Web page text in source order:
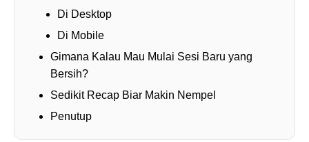
Di Desktop
Di Mobile
Gimana Kalau Mau Mulai Sesi Baru yang
Bersih?
Sedikit Recap Biar Makin Nempel
Penutup